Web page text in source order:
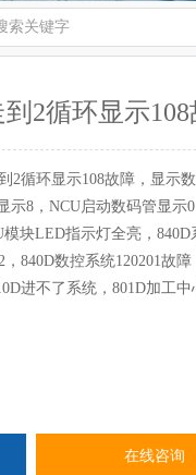
2循环显示108
2循环显示108故障，显示
示8，NCU启动数码管显示
块LED指示灯全亮，840D
840D数控系统120201故障
进不了系统，801D加工
在线咨询